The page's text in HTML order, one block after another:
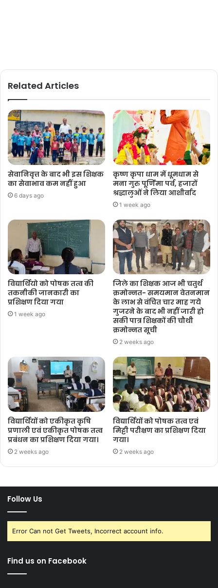
Related Articles
सेवानिवृत्त के बाद भी इस शिक्षक
का सेवाभाव कम नहीं हुआ
6 days ago
कृष्ण कृपा धाम में धूमधाम से
मना गुरु पूर्णिमा पर्व, हजारों
श्रद्धालुओं ने लिया आशीर्वाद
1 week ago
विद्यार्थियो को पोषक तत्व की
तकनीकी जानकारी का
प्रशिक्षण दिया गया
1 week ago
जिले का शिक्षक आज भी चतुर्थ
क्रमोन्नत- समयमान वेतनमान
के लाभ से वंचित चार माह गये
गुजरने के बाद भी नहीं जारी हो
सकी पात्र शिक्षकों की चौथी
क्रमोन्नत सूची
2 weeks ago
विद्यार्थियों को एकीकृत कृषि
प्रणाली एवं एकीकृत पोषक तत्व
प्रबंधन का प्रशिक्षण दिया गया।
2 weeks ago
विद्यार्थियों को पोषक तत्व एवं
मिट्टी परीक्षण का प्रशिक्षण दिया
गया।
2 weeks ago
Follow Us
Error Can not Get Tweets, Incorrect account info.
Find us on Facebook